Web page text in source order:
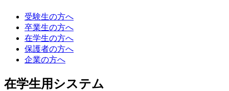
受験生の方へ
卒業生の方へ
在学生の方へ
保護者の方へ
企業の方へ
在学生用システム